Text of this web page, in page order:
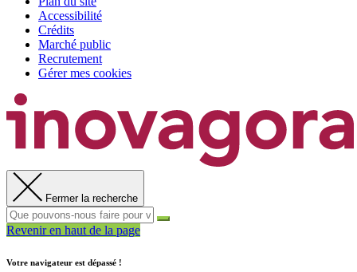
Accessibilité
Crédits
Marché public
Recrutement
Gérer mes cookies
Fermer la recherche
Revenir en haut de la page
Votre navigateur est dépassé !